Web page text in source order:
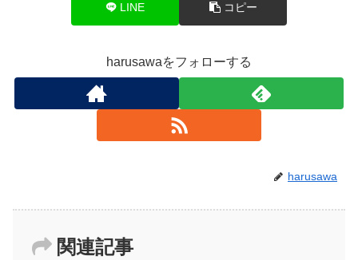
LINE コピー
harusawaをフォローする
harusawa
関連記事